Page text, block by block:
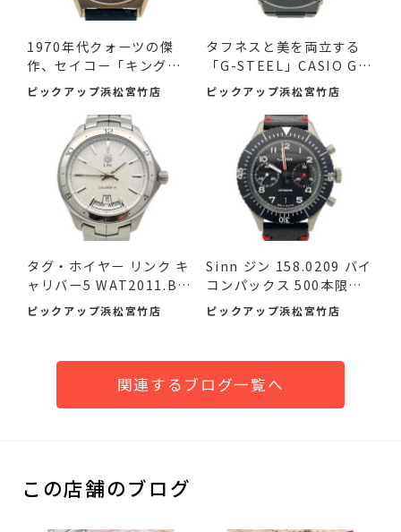
1970年代クォーツの傑
作、セイコー「キングク
ォー...
ピックアップ浜松宮竹店
タフネスと美を両立する
「G-STEEL」CASIO G-S
HOCK ...
ピックアップ浜松宮竹店
タグ・ホイヤー リンク キ
ャリバー5 WAT2011.BA
095...
ピックアップ浜松宮竹店
Sinn ジン 158.0209 バイ
コンパックス 500本限定
品...
ピックアップ浜松宮竹店
関連するブログ一覧へ
この店舗のブログ